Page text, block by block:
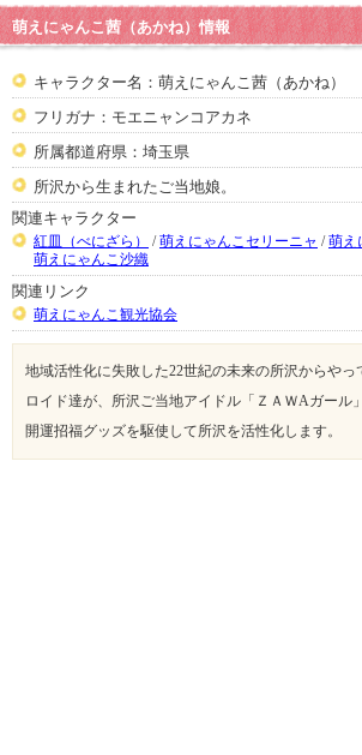
萌えにゃんこ茜（あかね）情報
キャラクター名：萌えにゃんこ茜（あかね）
フリガナ：モエニャンコアカネ
所属都道府県：埼玉県
所沢から生まれたご当地娘。
関連キャラクター
紅皿（べにざら） /萌えにゃんこセリーニャ /萌え
萌えにゃんこ沙織
関連リンク
萌えにゃんこ観光協会
地域活性化に失敗した22世紀の未来の所沢からやっ
ロイド達が、所沢ご当地アイドル「ＺＡＷAガール
開運招福グッズを駆使して所沢を活性化します。